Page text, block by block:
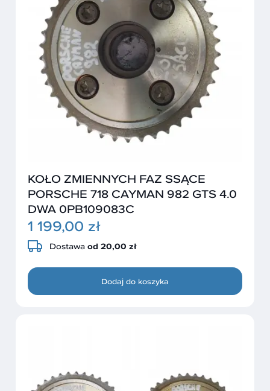
KOŁO ZMIENNYCH FAZ SSĄCE
PORSCHE 718 CAYMAN 982 GTS 4.0
DWA 0PB109083C
1 199,00 zł
Dostawa od 20,00 zł
Dodaj do koszyka